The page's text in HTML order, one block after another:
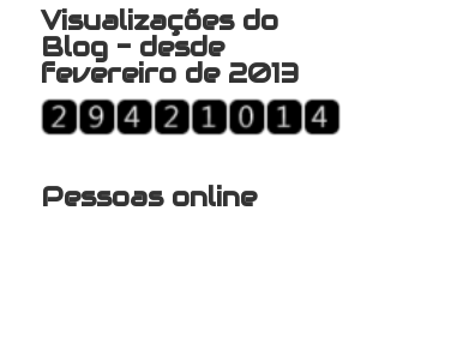
Visualizações do
Blog - desde
fevereiro de 2013
Pessoas online